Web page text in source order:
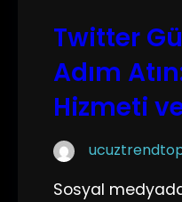
Twitter
Adım
Hizmeti
Sosyal